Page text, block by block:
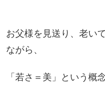
お父様を見送り、老い
ながら、
「若さ＝美」という概